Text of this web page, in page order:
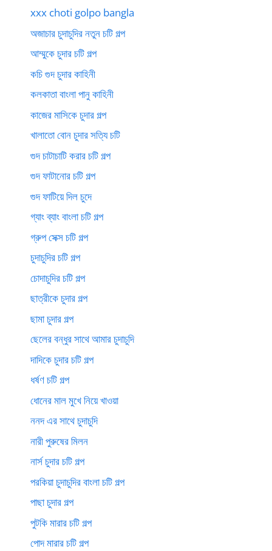
xxx choti golpo bangla
অজাচার চুদাচুদির নতুন চটি গল্প
আম্মুকে চুদার চটি গল্প
কচি গুদ চুদার কাহিনী
কলকাতা বাংলা পানু কাহিনী
কাজের মাসিকে চুদার গল্প
খালাতো বোন চুদার সত্যি চটি
গুদ চাটাচাটি করার চটি গল্প
গুদ ফাটানোর চটি গল্প
গুদ ফাটিয়ে দিল চুদে
গ্যাং ব্যাং বাংলা চটি গল্প
গ্রুপ সেক্স চটি গল্প
চুদাচুদির চটি গল্প
চোদাচুদির চটি গল্প
ছাত্রীকে চুদার গল্প
ছামা চুদার গল্প
ছেলের বন্ধুর সাথে আমার চুদাচুদি
দাদিকে চুদার চটি গল্প
ধর্ষণ চটি গল্প
ধোনের মাল মুখে নিয়ে খাওয়া
ননদ এর সাথে চুদাচুদি
নারী পুরুষের মিলন
নার্স চুদার চটি গল্প
পরকিয়া চুদাচুদির বাংলা চটি গল্প
পাছা চুদার গল্প
পুটকি মারার চটি গল্প
পোদ মারার চটি গল্প